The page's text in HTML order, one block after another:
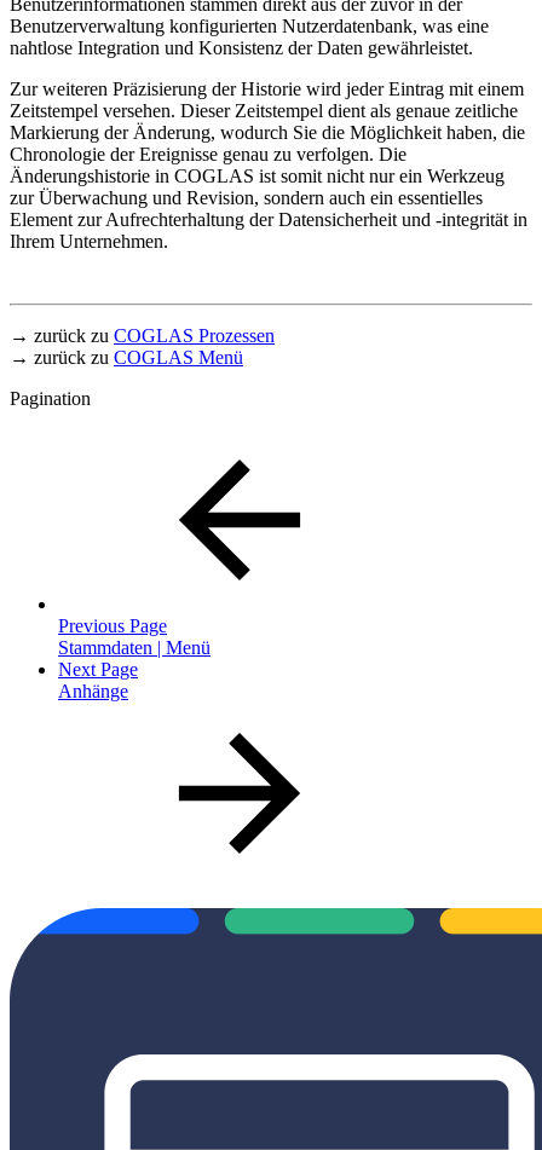
Benutzerverwaltung konfigurierten Nutzerdatenbank, was eine
nahtlose Integration und Konsistenz der Daten gewährleistet.
Zur weiteren Präzisierung der Historie wird jeder Eintrag mit einem
Zeitstempel versehen. Dieser Zeitstempel dient als genaue zeitliche
Markierung der Änderung, wodurch Sie die Möglichkeit haben, die
Chronologie der Ereignisse genau zu verfolgen. Die
Änderungshistorie in COGLAS ist somit nicht nur ein Werkzeug
zur Überwachung und Revision, sondern auch ein essentielles
Element zur Aufrechterhaltung der Datensicherheit und -integrität in
Ihrem Unternehmen.
→ zurück zu COGLAS Prozessen
→ zurück zu COGLAS Menü
Pagination
Previous Page
Stammdaten | Menü
Next Page
Anhänge